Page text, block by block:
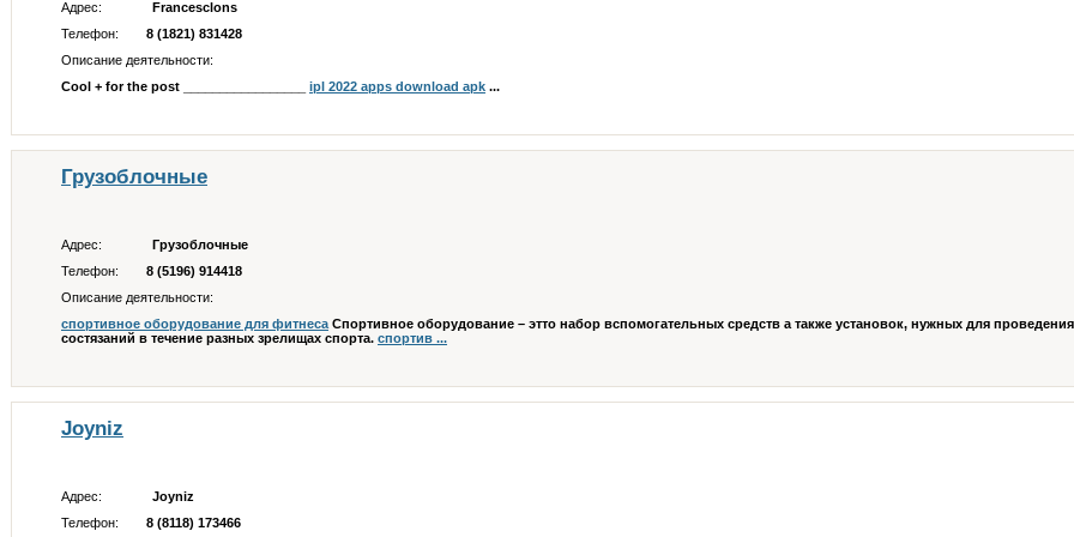
Адрес:
Francesclons
Телефон:
8 (1821) 831428
Описание деятельности:
Cool + for the post _________________ ipl 2022 apps download apk ...
Грузоблочные
Адрес:
Грузоблочные
Телефон:
8 (5196) 914418
Описание деятельности:
спортивное оборудование для фитнеса Спортивное оборудование – этто набор вспомогательных средств а также установок, нужных для проведения
состязаний в течение разных зрелищах спорта. спортив ...
Joyniz
Адрес:
Joyniz
Телефон:
8 (8118) 173466